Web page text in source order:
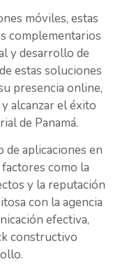
móviles, estas
complementarios
y desarrollo de
estas soluciones
presencia online,
alcanzar el éxito
de Panamá.
aplicaciones en
como la
y la reputación
con la agencia
efectiva,
constructivo